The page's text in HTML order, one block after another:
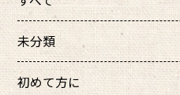
未分類
初めて方に